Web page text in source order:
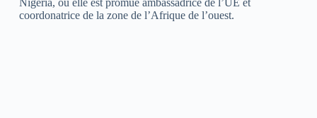
coordonatrice de la zone de l’Afrique de l’ouest.